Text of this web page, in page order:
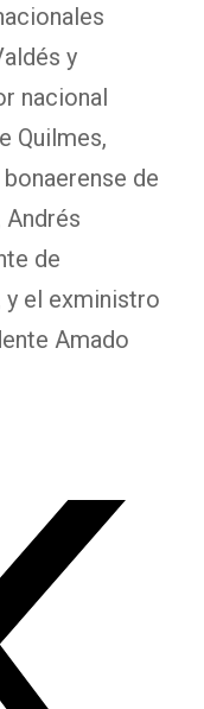
y
nacional
Quilmes,
de
Andrés
de
y el exministro
Amado